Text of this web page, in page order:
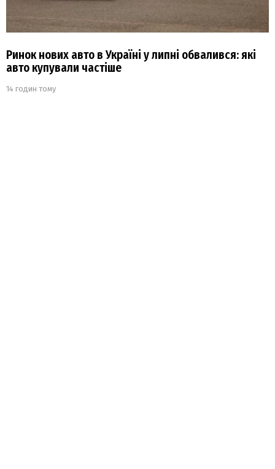
Ринок нових авто в Україні у липні обвалився: які
авто купували частіше
14 годин тому